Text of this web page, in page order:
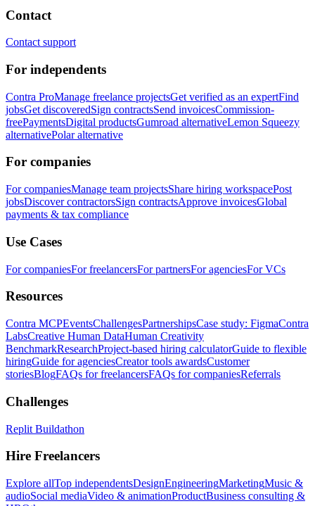
Contact
Contact support
For independents
Contra ProManage freelance projectsGet verified as an expertFind
jobsGet discoveredSign contractsSend invoicesCommission-
freePaymentsDigital productsGumroad alternativeLemon Squeezy
alternativePolar alternative
For companies
For companiesManage team projectsShare hiring workspacePost
jobsDiscover contractorsSign contractsApprove invoicesGlobal
payments & tax compliance
Use Cases
For companiesFor freelancersFor partnersFor agenciesFor VCs
Resources
Contra MCPEventsChallengesPartnershipsCase study: FigmaContra
LabsCreative Human DataHuman Creativity
BenchmarkResearchProject-based hiring calculatorGuide to flexible
hiringGuide for agenciesCreator tools awardsCustomer
storiesBlogFAQs for freelancersFAQs for companiesReferrals
Challenges
Replit Buildathon
Hire Freelancers
Explore allTop independentsDesignEngineeringMarketingMusic &
audioSocial mediaVideo & animationProductBusiness consulting &